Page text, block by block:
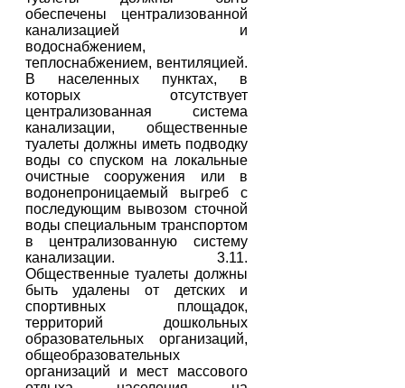
обеспечены централизованной
канализацией и
водоснабжением,
теплоснабжением, вентиляцией.
В населенных пунктах, в
которых отсутствует
централизованная система
канализации, общественные
туалеты должны иметь подводку
воды со спуском на локальные
очистные сооружения или в
водонепроницаемый выгреб с
последующим вывозом сточной
воды специальным транспортом
в централизованную систему
канализации. 3.11.
Общественные туалеты должны
быть удалены от детских и
спортивных площадок,
территорий дошкольных
образовательных организаций,
общеобразовательных
организаций и мест массового